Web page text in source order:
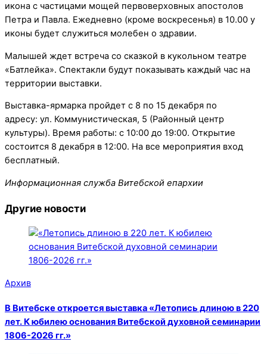
икона с частицами мощей первоверховных апостолов
Петра и Павла. Ежедневно (кроме воскресенья) в 10.00 у
иконы будет служиться молебен о здравии.
Малышей ждет встреча со сказкой в кукольном театре
«Батлейка». Спектакли будут показывать каждый час на
территории выставки.
Выставка-ярмарка пройдет c 8 по 15 декабря по
адресу: ул. Коммунистическая, 5 (Районный центр
культуры). Время работы: с 10:00 до 19:00. Открытие
состоится 8 декабря в 12:00. На все мероприятия вход
бесплатный.
Информационная служба Витебской епархии
Другие новости
Архив
В Витебске откроется выставка «Летопись длиною в 220
лет. К юбилею основания Витебской духовной семинарии
1806-2026 гг.»